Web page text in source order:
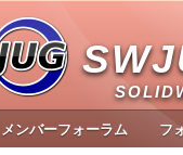
メンバーフォーラム フ